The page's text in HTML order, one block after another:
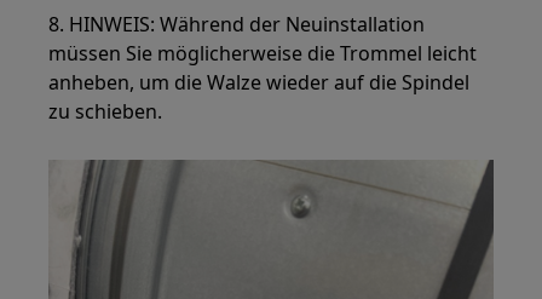
8. HINWEIS: Während der Neuinstallation
müssen Sie möglicherweise die Trommel leicht
anheben, um die Walze wieder auf die Spindel
zu schieben.